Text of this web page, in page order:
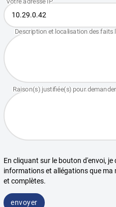
En cliquant sur le bouton d'envoi,
informations et allégations que
et complètes.
envoyer